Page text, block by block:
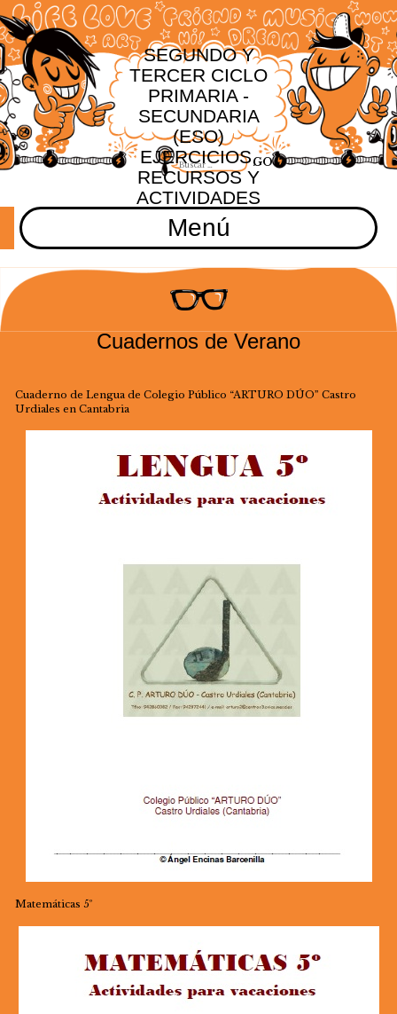
SEGUNDO Y
TERCER CICLO
PRIMARIA -
SECUNDARIA
(ESO)
EJERCICIOS,
RECURSOS Y
ACTIVIDADES
Menú
Cuadernos de Verano
Cuaderno de Lengua de Colegio Público “ARTURO DÚO” Castro
Urdiales en Cantabria
Matemáticas 5º